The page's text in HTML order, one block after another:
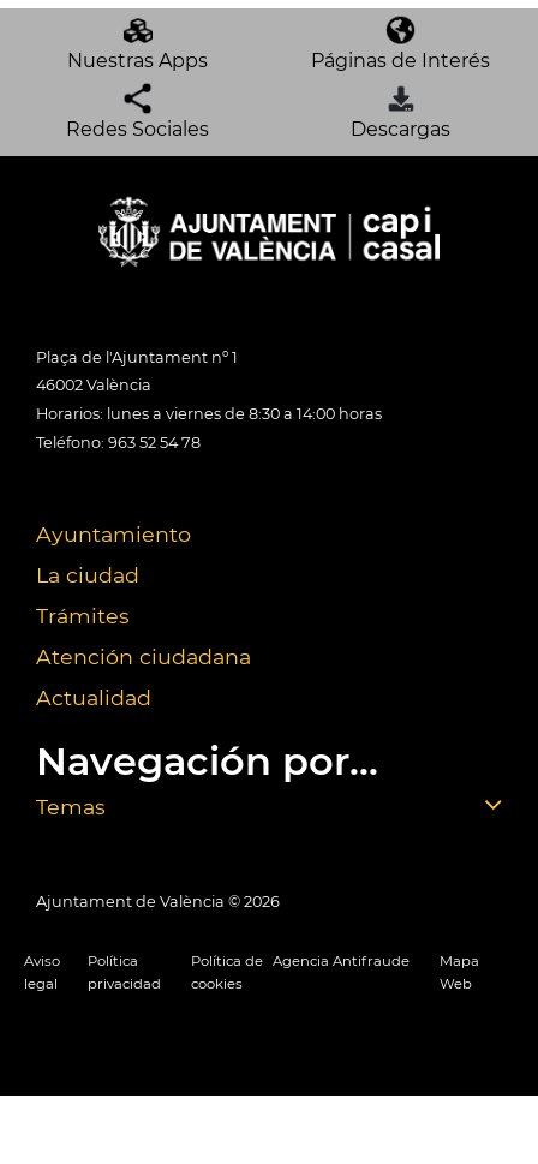
Nuestras Apps Páginas de Interés
Redes Sociales Descargas
Plaça de l'Ajuntament nº 1
46002 València
Horarios: lunes a viernes de 8:30 a 14:00 horas
Teléfono: 963 52 54 78
Ayuntamiento
La ciudad
Trámites
Atención ciudadana
Actualidad
Navegación por...
Temas
Ajuntament de València © 2026
Aviso
legal
Política
privacidad
Política de
cookies
Agencia Antifraude
Mapa
Web